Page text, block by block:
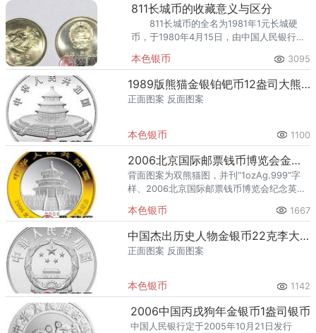
811长城币的收藏意义与区分
811长城币的全名为1981年1元长城硬
币，于1980年4月15日，由中国人民银行面
要军事设备，811长城币的背面图案就是万里
长城，
本色银币 3095
1989版熊猫金银铂钯币12盎司大熊猫银币
正面图案 反面图案
本色银币 1100
2006北京国际邮票钱币博览会金银币熊猫加字银币
背面图案为双熊猫图，并刊“1ozAg.999”字
样、2006北京国际邮票钱币博览会纪念英文
本色银币 1667
中国杰出历史人物金银币22克李大钊银币
正面图案 反面图案
本色银币 1142
2006中国丙戌狗年金银币1盎司银币
中国人民银行定于2005年10月21日发行